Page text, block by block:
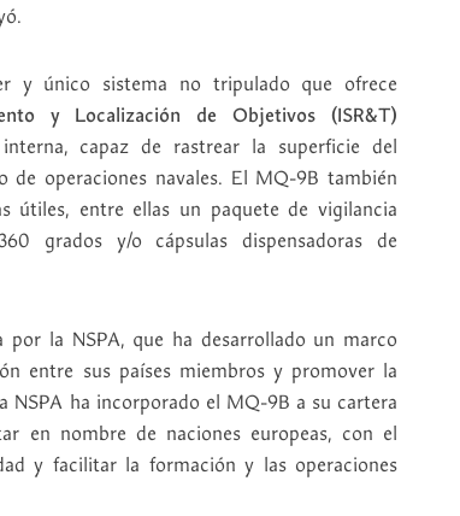
y único sistema no tripulado que ofrece
y Localización de Objetivos (ISR&T)
capaz de rastrear la superficie del
de operaciones navales. El MQ-9B también
útiles, entre ellas un paquete de vigilancia
grados y/o cápsulas dispensadoras de
la NSPA, que ha desarrollado un marco
entre sus países miembros y promover la
NSPA ha incorporado el MQ-9B a su cartera
en nombre de naciones europeas, con el
y facilitar la formación y las operaciones